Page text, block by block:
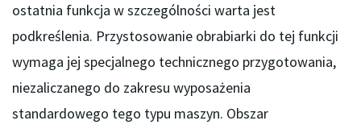
ostatnia funkcja w szczególności warta jest
podkreślenia. Przystosowanie obrabiarki do tej funkcji
wymaga jej specjalnego technicznego przygotowania,
niezaliczanego do zakresu wyposażenia
standardowego tego typu maszyn. Obszar